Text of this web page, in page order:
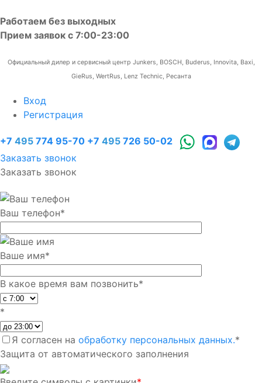
Работаем без выходных
Прием заявок с 7:00-23:00
Официальный дилер и сервисный центр Junkers, BOSCH, Buderus, Innovita, Baxi,
GieRus, WertRus, Lenz Technic, Ресанта
Вход
Регистрация
+7 495 774 95-70 +7 495 726 50-02
Заказать звонок
Заказать звонок
Ваш телефон*
Ваше имя*
В какое время вам позвонить*
*
Я согласен на обработку персональных данных.*
Защита от автоматического заполнения